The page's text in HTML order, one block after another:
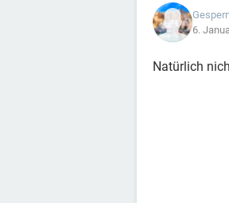
6.
Natürlich